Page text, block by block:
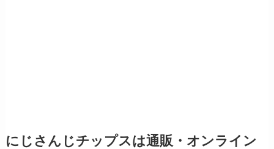
にじさんじチップスは通販・オンライン